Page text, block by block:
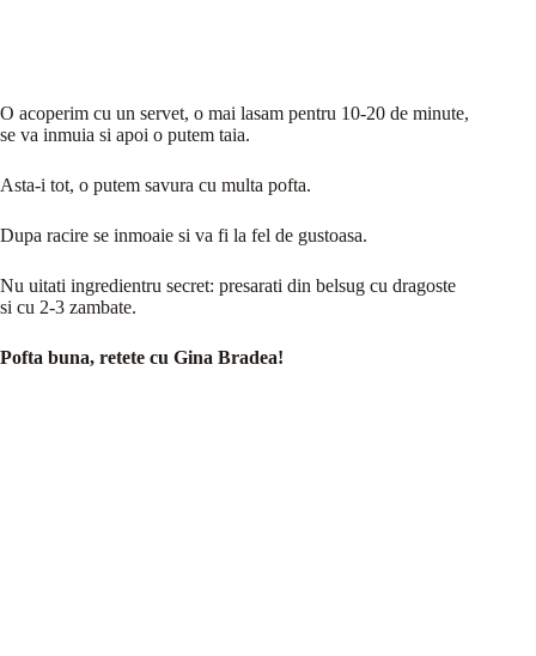
O acoperim cu un servet, o mai lasam pentru 10-20 de minute,
se va inmuia si apoi o putem taia.
Asta-i tot, o putem savura cu multa pofta.
Dupa racire se inmoaie si va fi la fel de gustoasa.
Nu uitati ingredientru secret: presarati din belsug cu dragoste
si cu 2-3 zambate.
Pofta buna, retete cu Gina Bradea!